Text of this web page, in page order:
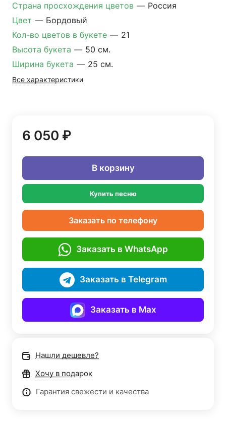
Страна просхождения цветов — Россия
Цвет — Бордовый
Кол-во цветов в букете — 21
Высота букета — 50 см.
Ширина букета — 25 см.
Все характеристики
6 050 ₽
В корзину
Купить песню
Заказать по телефону
Заказать в WhatsApp
Заказать в Telegram
Заказать в Max
Нашли дешевле?
Хочу в подарок
Гарантия свежести и качества